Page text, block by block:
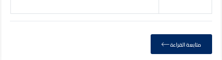
متابعة القراءة